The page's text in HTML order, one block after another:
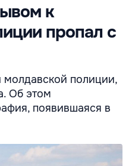
к
пропал с
полиции,
Об этом
появившаяся в